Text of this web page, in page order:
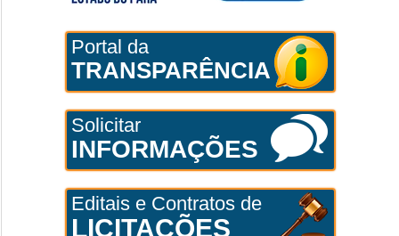
Portal da
TRANSPARÊNCIA
Solicitar
INFORMAÇÕES
Editais e Contratos de
LICITAÇÕES